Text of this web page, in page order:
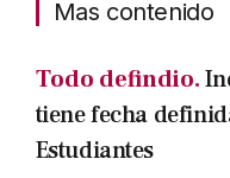
Mas contenido
Todo defindio.
tiene fecha
Estudiantes